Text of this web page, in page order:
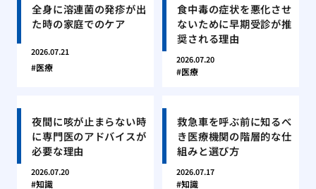
全身に溶連菌の発疹が出
た時の家庭でのケア
2026.07.21
医療
食中毒の症状を悪化させ
ないために早期受診が推
奨される理由
2026.07.20
医療
夜間に咳が止まらない時
に専門医のアドバイスが
必要な理由
2026.07.20
知識
救急車を呼ぶ前に知るべ
き医療機関の階層的な仕
組みと選び方
2026.07.17
知識